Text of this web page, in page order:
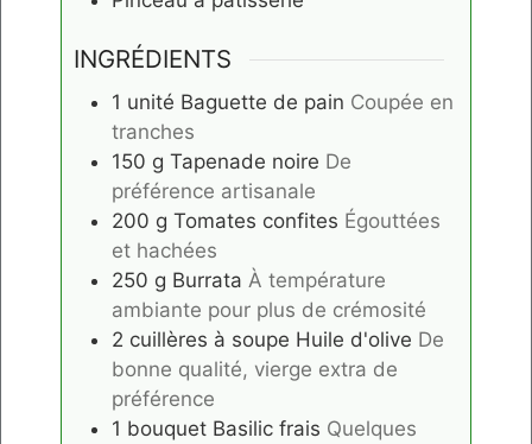
INGRÉDIENTS
1 unité Baguette de pain Coupée en
tranches
150 g Tapenade noire De
préférence artisanale
200 g Tomates confites Égouttées
et hachées
250 g Burrata À température
ambiante pour plus de crémosité
2 cuillères à soupe Huile d'olive De
bonne qualité, vierge extra de
préférence
1 bouquet Basilic frais Quelques